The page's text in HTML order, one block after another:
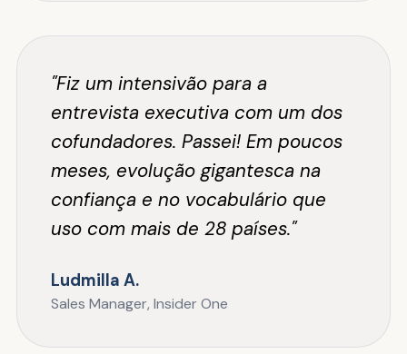
"Fiz um intensivão para a
entrevista executiva com um dos
cofundadores. Passei! Em poucos
meses, evolução gigantesca na
confiança e no vocabulário que
uso com mais de 28 países."
Ludmilla A.
Sales Manager, Insider One